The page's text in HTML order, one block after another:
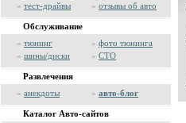
» тест-драйвы » отзывы об авто
Обслуживание
» тюнинг » фото тюнинга
» шины/диски » СТО
Развлечения
» анекдоты » авто-блог
Каталог Авто-сайтов